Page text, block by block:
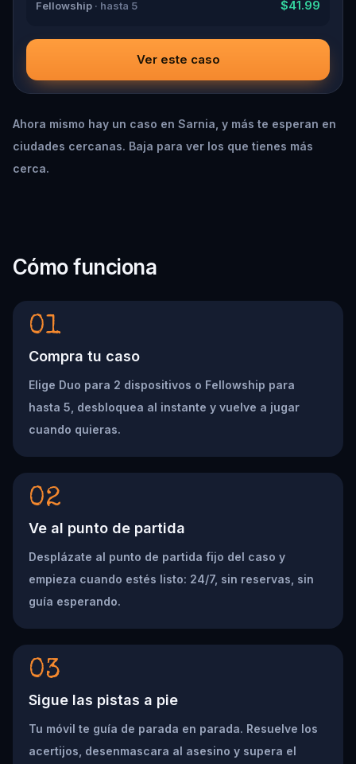
Fellowship · hasta 5 $41.99
Ver este caso
Ahora mismo hay un caso en Sarnia, y más te esperan en
ciudades cercanas. Baja para ver los que tienes más
cerca.
Cómo funciona
01
Compra tu caso
Elige Duo para 2 dispositivos o Fellowship para
hasta 5, desbloquea al instante y vuelve a jugar
cuando quieras.
02
Ve al punto de partida
Desplázate al punto de partida fijo del caso y
empieza cuando estés listo: 24/7, sin reservas, sin
guía esperando.
03
Sigue las pistas a pie
Tu móvil te guía de parada en parada. Resuelve los
acertijos, desenmascara al asesino y supera el